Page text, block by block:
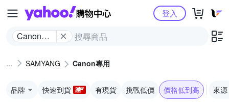
Yahoo購物中心
Canon專
登入
SAMYANG Canon專用
品牌 快速到貨 有現貨 挑戰低價 價格低到高 來源